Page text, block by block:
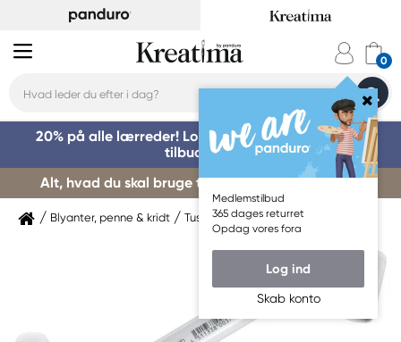
Medlemstilbud
365 dages returret
Opdag vores fora
Log ind
Skab konto
20% på alle lærreder! Log på for at benytte dig af
tilbuddet »
Alt, hvad du skal bruge til kursusstart – køb her »
Blyanter, penne & kridt Tuschpenne & markers